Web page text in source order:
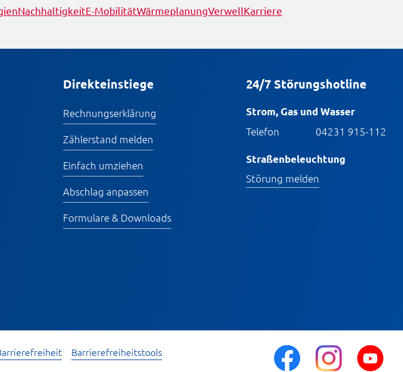
NachhaltigkeitE-MobilitätWärmeplanungVerwellKarriere
Direkteinstiege
Rechnungserklärung
Zählerstand melden
Einfach umziehen
Abschlag anpassen
Formulare & Downloads
24/7 Störungshotline
Strom, Gas und Wasser
Telefon 04231 915-112
Straßenbeleuchtung
Störung melden
Barrierefreiheitstools